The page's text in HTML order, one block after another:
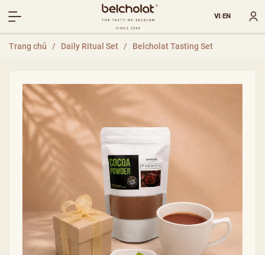
VI|EN
Trang chủ / Daily Ritual Set / Belcholat Tasting Set